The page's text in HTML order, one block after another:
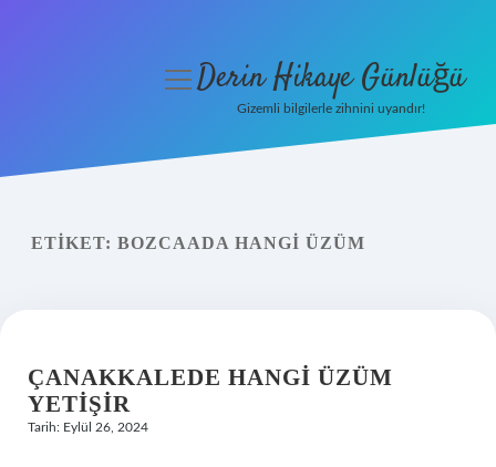
Yasal Uyarı
menüyüDerin Hikaye Günlüğü
Gizemli bilgilerle zihnini uyandır!
ETIKET: BOZCAADA HANGI ÜZÜM
ÇANAKKALEDE HANGI ÜZÜM
YETIŞIR
Tarih: Eylül 26, 2024